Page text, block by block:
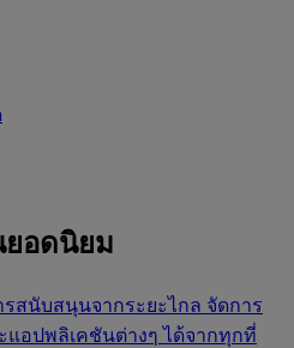
ยอดนิยม
รสนับสนุนจากระยะไกล จัดการ
อปพลิเคชันต่างๆ ได้จากทุกที่